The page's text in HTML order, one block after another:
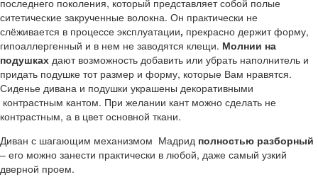
последнего поколения, который представляет собой полые
ситетические закрученные волокна. Он практически не
слёживается в процессе эксплуатации, прекрасно держит форму,
гипоаллергенный и в нем не заводятся клещи. Молнии на
подушках дают возможность добавить или убрать наполнитель и
придать подушке тот размер и форму, которые Вам нравятся.
Сиденье дивана и подушки украшены декоративными
контрастным кантом. При желании кант можно сделать не
контрастным, а в цвет основной ткани.
Диван с шагающим механизмом Мадрид полностью разборный
– его можно занести практически в любой, даже самый узкий
дверной проем.